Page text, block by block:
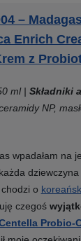
–
Enrich
z
ml | Składniki
NP,
wpadałam na
dziewczyna
o
czegoś
Probio-